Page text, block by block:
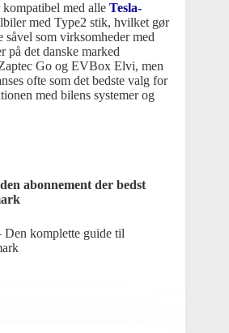
kompatibel med alle Tesla-
med Type2 stik, hvilket gør
som virksomheder med
på det danske marked
Go og EVBox Elvi, men
ofte som det bedste valg for
med bilens systemer og
abonnement der bedst
komplette guide til